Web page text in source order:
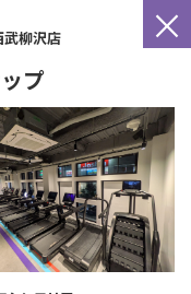
×
武柳沢店
プ